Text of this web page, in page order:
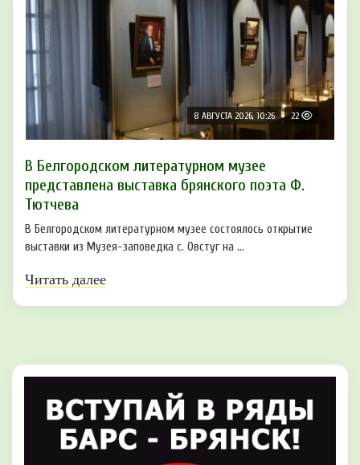
8 АВГУСТА 2026, 10:26 22
В Белгородском литературном музее
представлена выставка брянского поэта Ф.
Тютчева
В Белгородском литературном музее состоялось открытие
выставки из Музея-заповедка с. Овстуг на ...
Читать далее